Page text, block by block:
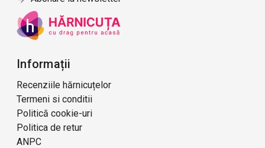
Informații
Recenziile hărnicuțelor
Termeni si conditii
Politică cookie-uri
Politica de retur
ANPC